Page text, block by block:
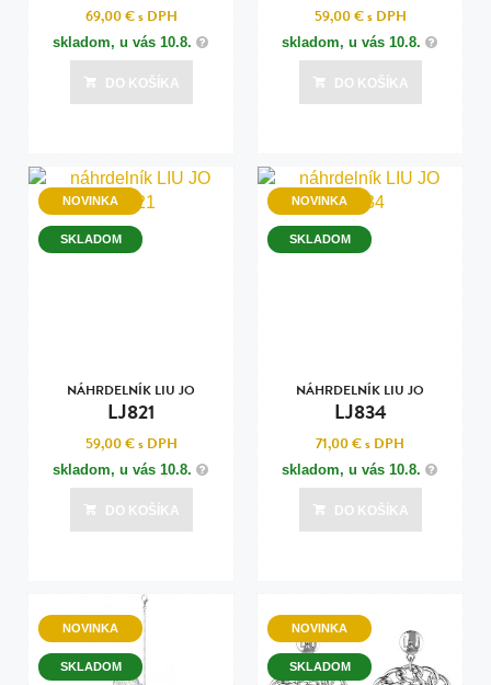
69,00 €s DPH
skladom, u vás 10.8.
DO KOŠÍKA
59,00 €s DPH
skladom, u vás 10.8.
DO KOŠÍKA
NOVINKA
SKLADOM
NÁHRDELNÍK LIU JO
LJ821
59,00 €s DPH
skladom, u vás 10.8.
DO KOŠÍKA
NOVINKA
SKLADOM
NÁHRDELNÍK LIU JO
LJ834
71,00 €s DPH
skladom, u vás 10.8.
DO KOŠÍKA
NOVINKA
SKLADOM
NOVINKA
SKLADOM